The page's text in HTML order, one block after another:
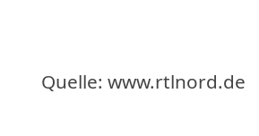
Quelle: www.rtlnord.de